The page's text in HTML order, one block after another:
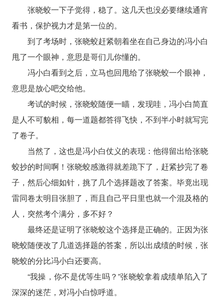
张晓蛟一下子觉得，稳了。这几天也没必要继续通宵
看书，保护视力才是第一位的。
到了考场时，张晓蛟赶紧朝着坐在自己身边的冯小白
甩了一个眼神，意思是哥们儿你懂的。
冯小白看到之后，立马也回甩给了张晓蛟一个眼神，
意思是放心吧交给他。
考试的时候，张晓蛟随便一瞄，发现哇，冯小白简直
是人不可貌相，每一道题都答得飞快，不到半小时就写完
了卷子。
当然了，这也是冯小白仗义的表现：他得留出给张晓
蛟抄的时间啊！张晓蛟感激得就差跪下了，赶紧抄完了卷
子，然后心细如针，挑了几个选择题改了答案。毕竟出现
雷同卷太明目张胆了，而且自己平日里也就一个混及格的
人，突然考个满分，多不好？
最终还是证明了张晓蛟这个选择是正确的。正因为张
晓蛟随便改了几道选择题的答案，所以出成绩的时候，张
晓蛟的分比冯小白还要高。
“我操，你不是优等生吗？”张晓蛟拿着成绩单陷入了
深深的迷茫，对冯小白惊呼道。